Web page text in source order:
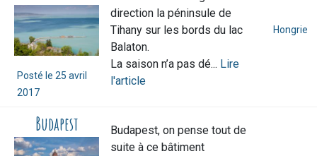
Posté le 25 avril
2017
direction la péninsule de
Tihany sur les bords du lac
Balaton.
La saison n’a pas dé... Lire
l'article
Hongrie
Budapest
Budapest, on pense tout de
suite à ce bâtiment